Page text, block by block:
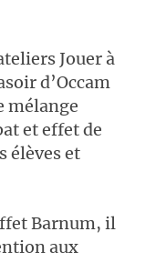
Jouer à
d’Occam
mélange
et effet de
élèves et
Barnum, il
aux